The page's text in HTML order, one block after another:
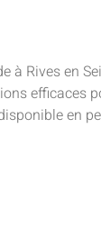
Rives en
en